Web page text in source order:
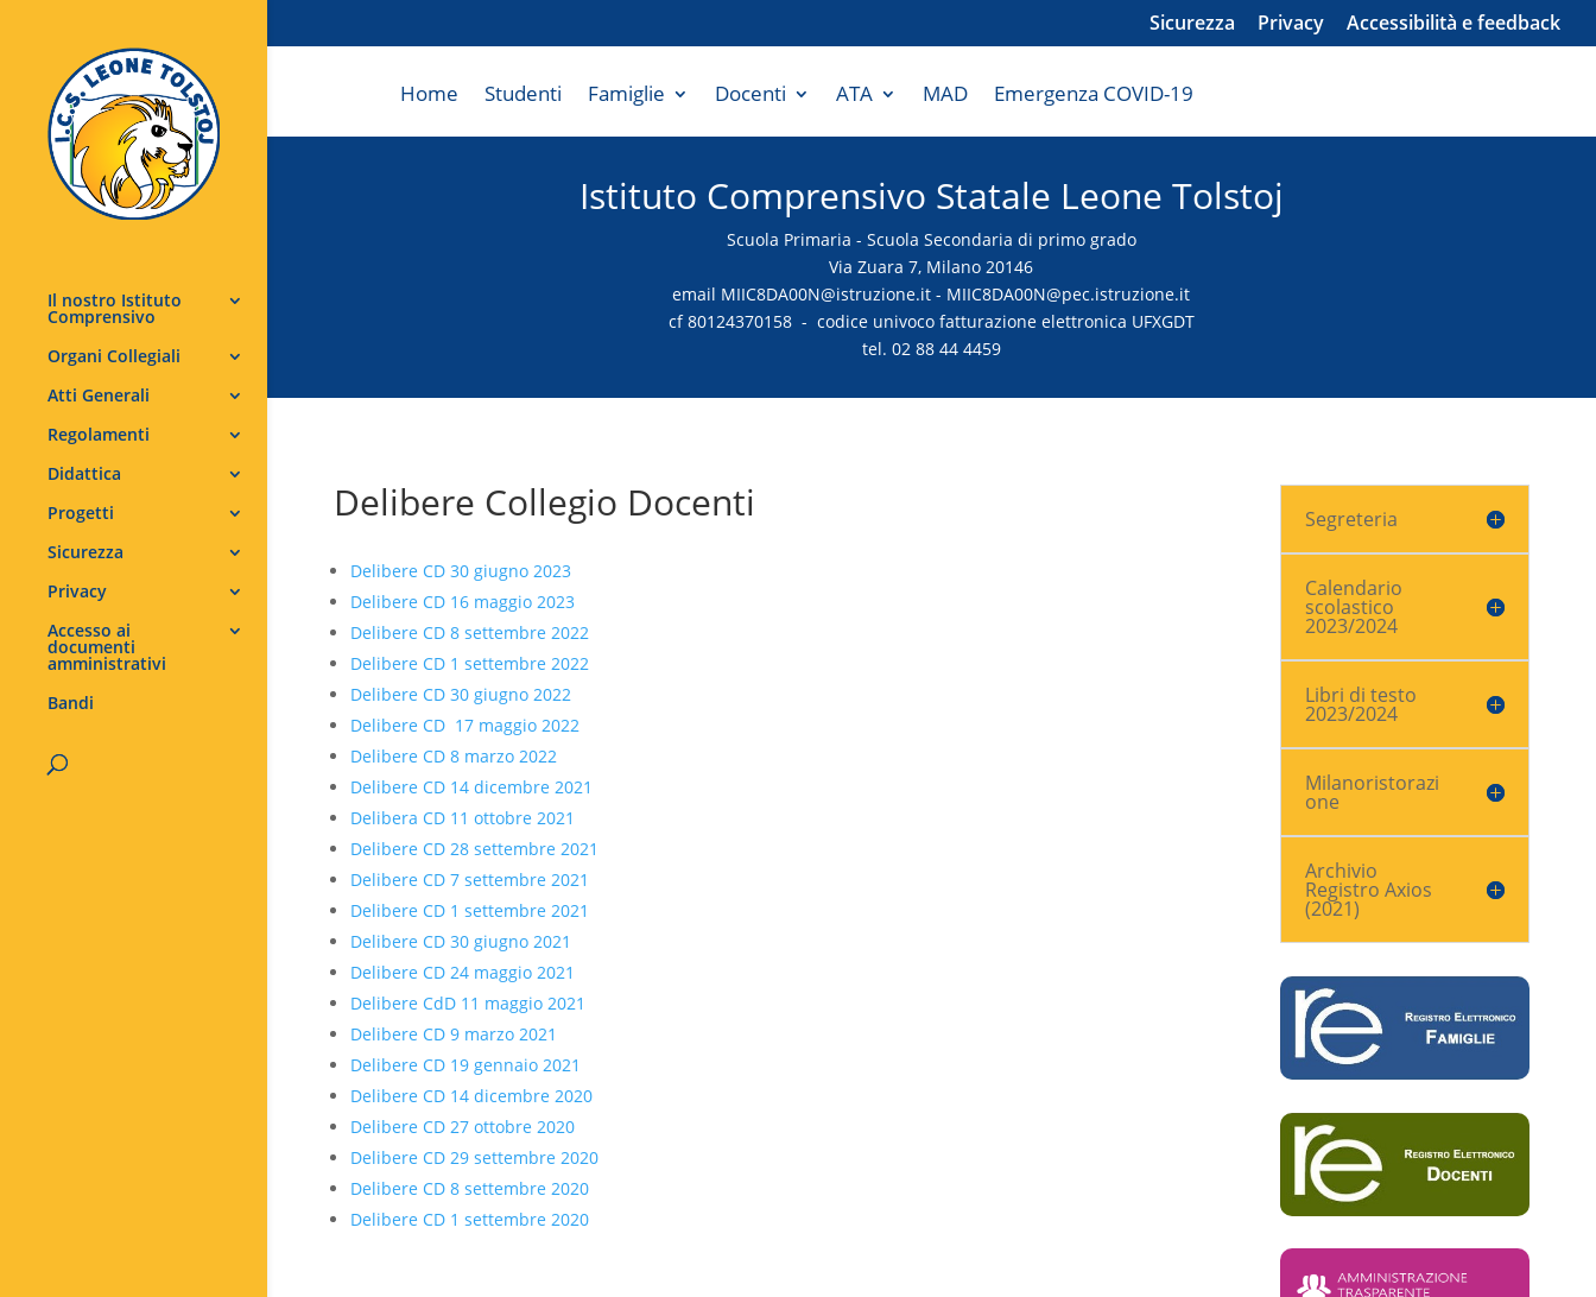
Sicurezza Privacy Accessibilità e feedback
Il nostro Istituto
Comprensivo
Organi Collegiali
Atti Generali
Regolamenti
Didattica
Progetti
Sicurezza
Privacy
Accesso ai
documenti
amministrativi
Bandi
Home Studenti Famiglie Docenti ATA MAD Emergenza COVID-19
Istituto Comprensivo Statale Leone Tolstoj
Scuola Primaria - Scuola Secondaria di primo grado
Via Zuara 7, Milano 20146
email MIIC8DA00N@istruzione.it - MIIC8DA00N@pec.istruzione.it
cf 80124370158 - codice univoco fatturazione elettronica UFXGDT
tel. 02 88 44 4459
Delibere Collegio Docenti
Delibere CD 30 giugno 2023
Delibere CD 16 maggio 2023
Delibere CD 8 settembre 2022
Delibere CD 1 settembre 2022
Delibere CD 30 giugno 2022
Delibere CD 17 maggio 2022
Delibere CD 8 marzo 2022
Delibere CD 14 dicembre 2021
Delibera CD 11 ottobre 2021
Delibere CD 28 settembre 2021
Delibere CD 7 settembre 2021
Delibere CD 1 settembre 2021
Delibere CD 30 giugno 2021
Delibere CD 24 maggio 2021
Delibere CdD 11 maggio 2021
Delibere CD 9 marzo 2021
Delibere CD 19 gennaio 2021
Delibere CD 14 dicembre 2020
Delibere CD 27 ottobre 2020
Delibere CD 29 settembre 2020
Delibere CD 8 settembre 2020
Delibere CD 1 settembre 2020
Segreteria
Calendario
scolastico
2023/2024
Libri di testo
2023/2024
Milanoristorazi
one
Archivio
Registro Axios
(2021)